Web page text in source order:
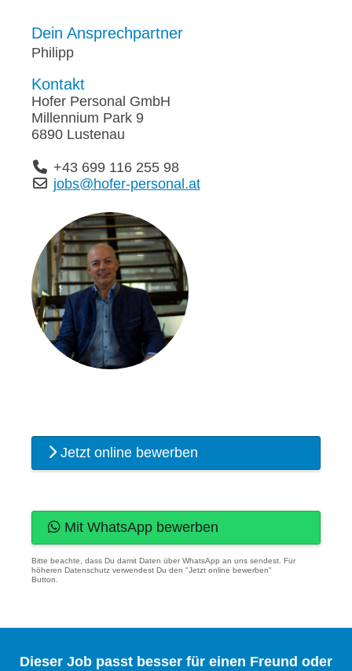
Dein Ansprechpartner
Philipp
Kontakt
Hofer Personal GmbH
Millennium Park 9
6890 Lustenau
+43 699 116 255 98
jobs@hofer-personal.at
Jetzt online bewerben
Mit WhatsApp bewerben
Bitte beachte, dass Du damit Daten über WhatsApp an uns sendest. Für
höheren Datenschutz verwendest Du den "Jetzt online bewerben"
Button.
Dieser Job passt besser für einen Freund oder